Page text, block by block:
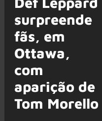
surpreende
fãs, em
Ottawa,
com
aparição de
Tom Morello